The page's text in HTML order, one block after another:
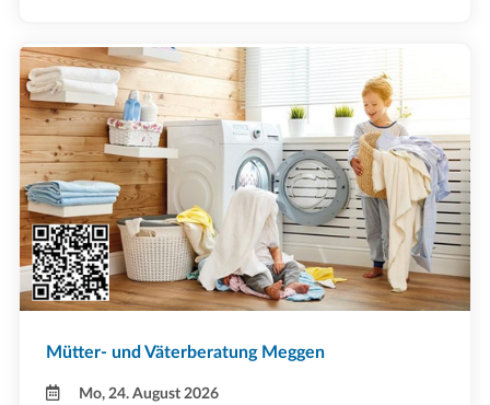
Mütter- und Väterberatung Meggen
Mo, 24. August 2026